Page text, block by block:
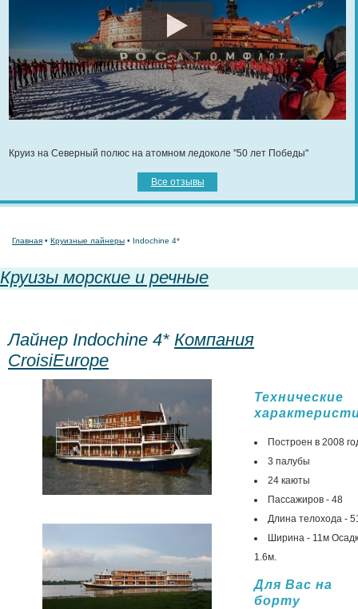
Круиз на Северный полюс на атомном ледоколе "50 лет Победы"
Все отзывы
Главная • Круизные лайнеры • Indochine 4*
Круизы морские и речные
Лайнер Indochine 4* Компания
CroisiEurope
Технические
Построен в 2008
3 палубы
24 каюты
Пассажиров - 48
Длина телохода -
Ширина - 11м
1.6м.
Для Вас на
борту